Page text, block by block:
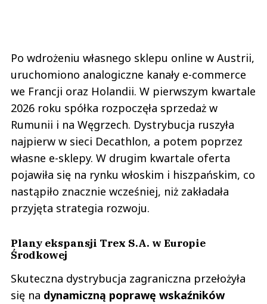
Po wdrożeniu własnego sklepu online w Austrii,
uruchomiono analogiczne kanały e-commerce
we Francji oraz Holandii. W pierwszym kwartale
2026 roku spółka rozpoczęła sprzedaż w
Rumunii i na Węgrzech. Dystrybucja ruszyła
najpierw w sieci Decathlon, a potem poprzez
własne e-sklepy. W drugim kwartale oferta
pojawiła się na rynku włoskim i hiszpańskim, co
nastąpiło znacznie wcześniej, niż zakładała
przyjęta strategia rozwoju.
Plany ekspansji Trex S.A. w Europie
Środkowej
Skuteczna dystrybucja zagraniczna przełożyła
się na dynamiczną poprawę wskaźników